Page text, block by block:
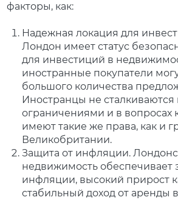
факторы, как:
Надежная локация для
Лондон имеет статус
для инвестиций в
иностранные покупатели
большого количества
Иностранцы не сталкиваются
ограничениями и в вопросах
имеют такие же права, как и
Великобритании.
Защита от инфляции.
недвижимость обеспечивает
инфляции, высокий прирост
стабильный доход от аренды